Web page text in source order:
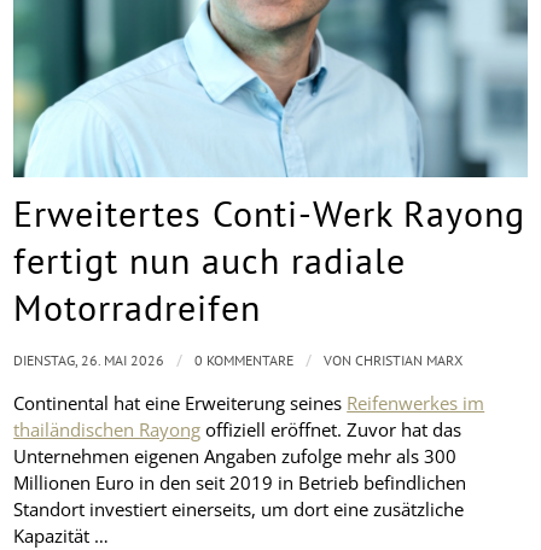
Erweitertes Conti-Werk Rayong
fertigt nun auch radiale
Motorradreifen
Continental hat eine Erweiterung seines Reifenwerkes im
thailändischen Rayong offiziell eröffnet. Zuvor hat das
Unternehmen eigenen Angaben zufolge mehr als 300
Millionen Euro in den seit 2019 in Betrieb befindlichen
Standort investiert einerseits, um dort eine zusätzliche
Kapazität …
DIENSTAG, 26. MAI 2026 / 0 KOMMENTARE / VONCHRISTIAN MARX